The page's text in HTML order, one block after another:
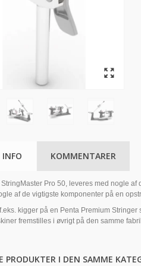
INFO KOMMENTARER
Pro 50, leveres med nogle af
af de vigtigste komponenter på en
kigger på en Penta Premium
fremstilles i øvrigt på den samme
PRODUKTER I DEN SAMME